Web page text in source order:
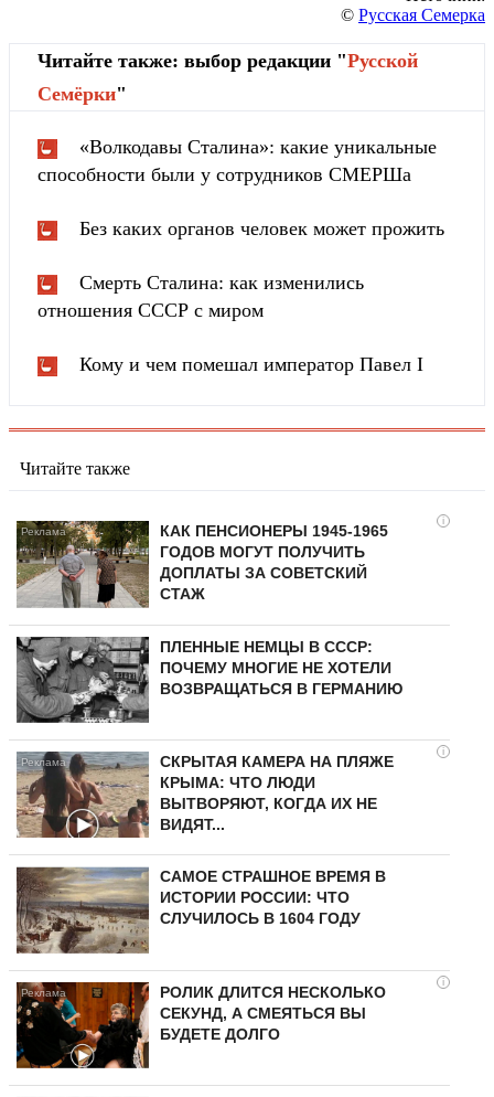
© Русская Семерка
Читайте также: выбор редакции "Русской
Cемёрки"
«Волкодавы Сталина»: какие уникальные
способности были у сотрудников СМЕРШа
Без каких органов человек может прожить
Смерть Сталина: как изменились
отношения СССР с миром
Кому и чем помешал император Павел I
Читайте также
i
КАК ПЕНСИОНЕРЫ 1945-1965
ГОДОВ МОГУТ ПОЛУЧИТЬ
ДОПЛАТЫ ЗА СОВЕТСКИЙ
СТАЖ
ПЛЕННЫЕ НЕМЦЫ В СССР:
ПОЧЕМУ МНОГИЕ НЕ ХОТЕЛИ
ВОЗВРАЩАТЬСЯ В ГЕРМАНИЮ
i
СКРЫТАЯ КАМЕРА НА ПЛЯЖЕ
КРЫМА: ЧТО ЛЮДИ
ВЫТВОРЯЮТ, КОГДА ИХ НЕ
ВИДЯТ...
САМОЕ СТРАШНОЕ ВРЕМЯ В
ИСТОРИИ РОССИИ: ЧТО
СЛУЧИЛОСЬ В 1604 ГОДУ
i
РОЛИК ДЛИТСЯ НЕСКОЛЬКО
СЕКУНД, А СМЕЯТЬСЯ ВЫ
БУДЕТЕ ДОЛГО